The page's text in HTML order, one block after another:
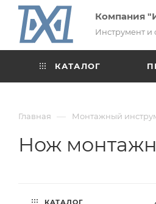
Компания
Инструмент и
КАТАЛОГ
Главная — Монтажный
Нож
КАТАЛОГ